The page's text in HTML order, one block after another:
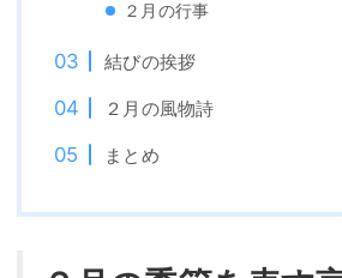
２月の行事
結びの挨拶
２月の風物詩
まとめ